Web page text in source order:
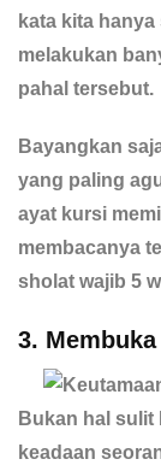
kata kita
melakukan
pahal tersebut.
Bayangkan
yang paling
ayat kursi
membacanya
sholat wajib 5
3.
Bukan hal sulit
keadaan